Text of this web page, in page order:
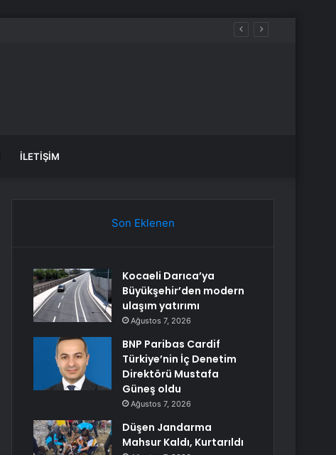
İLETIŞIM
Son Eklenen
Kocaeli Darıca’ya
Büyükşehir’den modern
ulaşım yatırımı
Ağustos 7, 2026
BNP Paribas Cardif
Türkiye’nin İç Denetim
Direktörü Mustafa
Güneş oldu
Ağustos 7, 2026
Düşen Jandarma
Mahsur Kaldı, Kurtarıldı